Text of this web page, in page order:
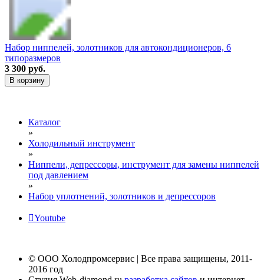
Набор ниппелей, золотников для автокондиционеров, 6
типоразмеров
3 300 руб.
В корзину
Каталог
»
Холодильный инструмент
»
Ниппели, депрессоры, инструмент для замены ниппелей
под давлением
»
Набор уплотнений, золотников и депрессоров
Youtube
© ООО Холодпромсервис | Все права защищены, 2011-
2016 год